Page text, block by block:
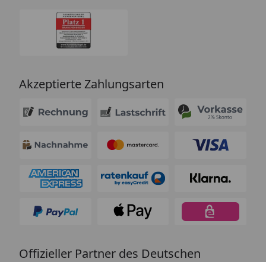
Akzeptierte Zahlungsarten
Offizieller Partner des Deutschen